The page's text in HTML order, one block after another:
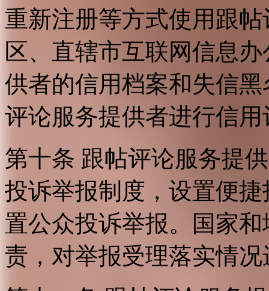
重新注册等方式使用跟
区、直辖市互联网信息
供者的信用档案和失信
评论服务提供者进行信用
第十条 跟帖评论服务提
投诉举报制度，设置便
置公众投诉举报。国家
责，对举报受理落实情